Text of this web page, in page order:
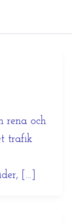
rena och
trafik
[…]